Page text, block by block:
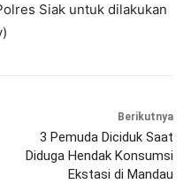
Siak untuk dilakukan
Berikutnya
3 Pemuda Diciduk Saat
Diduga Hendak Konsumsi
Ekstasi di Mandau